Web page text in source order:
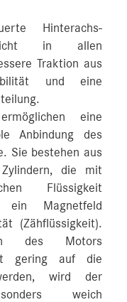
Hinterachs-
in allen
Traktion aus
und eine
eine
Anbindung des
Sie bestehen aus
die mit
Flüssigkeit
Magnetfeld
(Zähflüssigkeit).
des Motors
gering auf die
wird der
weich